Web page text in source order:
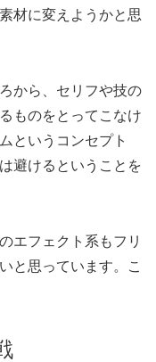
材に変えようかと思
から、セリフや技の
ものをとってこなけ
というコンセプト
避けるということを
エフェクト系もフリ
と思っています。こ